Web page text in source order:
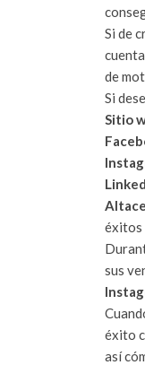
Si de
de
Si
Sitio
éxitos
sus
éxito
así